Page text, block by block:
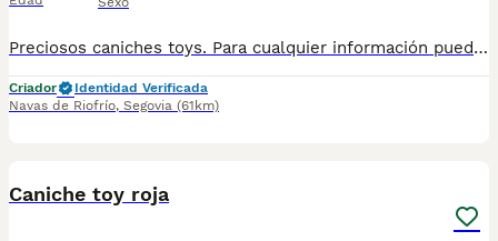
Preciosos caniches toys. Para cualquier información puedes contactar en el 632 109 444. Para entregar a finales de agosto.
Criador
Identidad Verificada
Navas de Riofrío, Segovia (61km)
Caniche toy roja